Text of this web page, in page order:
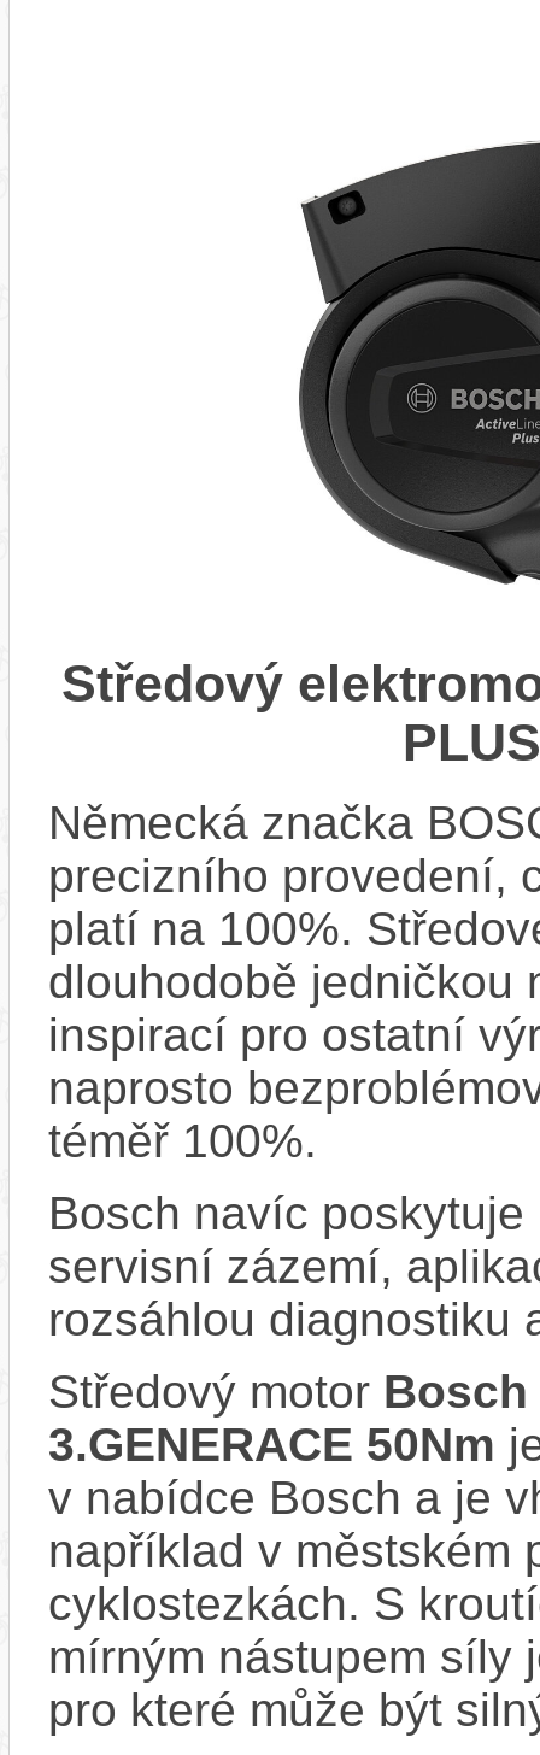
Středový
Německá značka
precizního provedení,
platí na 100%.
dlouhodobě jedničkou
inspirací pro ostatní
naprosto
téměř 100%.
Bosch navíc
servisní zázemí,
rozsáhlou diagnostiku
Středový motor Bosch
3.GENERACE 50Nm
v nabídce Bosch a je
například v městském
cyklostezkách. S
mírným nástupem síly
pro které může být